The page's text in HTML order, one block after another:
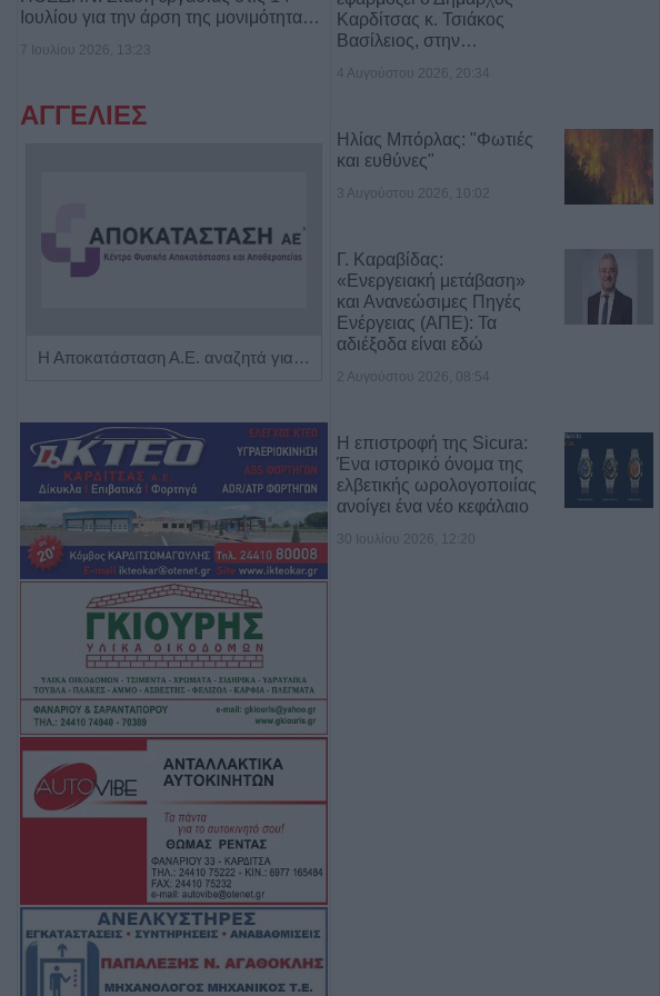
Ιουλίου για την άρση της μονιμότητα…
7 Ιουλίου 2026, 13:23
ΑΓΓΕΛΙΕΣ
Η Αποκατάσταση Α.Ε. αναζητά για εργασία Νοσηλευτές και Βοηθούς Νοσηλευτές
Καρδίτσας κ. Τσιάκος
Βασίλειος, στην…
4 Αυγούστου 2026, 20:34
Ηλίας Μπόρλας: "Φωτιές
και ευθύνες"
3 Αυγούστου 2026, 10:02
Γ. Καραβίδας:
«Ενεργειακή μετάβαση»
και Ανανεώσιμες Πηγές
Ενέργειας (ΑΠΕ): Τα
αδιέξοδα είναι εδώ
2 Αυγούστου 2026, 08:54
Η επιστροφή της Sicura:
Ένα ιστορικό όνομα της
ελβετικής ωρολογοποιίας
ανοίγει ένα νέο κεφάλαιο
30 Ιουλίου 2026, 12:20